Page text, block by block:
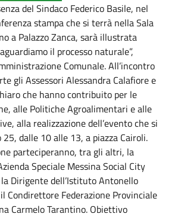
del Sindaco Federico Basile, nel
stampa che si terrà nella Sala
a Palazzo Zanca, sarà illustrata
il processo naturale”,
Comunale. All’incontro
gli Assessori Alessandra Calafiore e
che hanno contribuito per le
alle Politiche Agroalimentari e alle
alla realizzazione dell’evento che si
dalle 10 alle 13, a piazza Cairoli.
parteciperanno, tra gli altri, la
Speciale Messina Social City
Dirigente dell’Istituto Antonello
Condirettore Federazione Provinciale
Carmelo Tarantino. Obiettivo